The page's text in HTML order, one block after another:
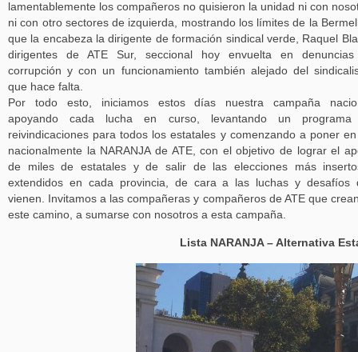
lamentablemente los compañeros no quisieron la unidad ni con
ni con otro sectores de izquierda, mostrando los límites de la
que la encabeza la dirigente de formación sindical verde, Raquel
dirigentes de ATE Sur, seccional hoy envuelta en
corrupción y con un funcionamiento también alejado del
que hace falta.
Por todo esto, iniciamos estos días nuestra campaña
apoyando cada lucha en curso, levantando un
reivindicaciones para todos los estatales y comenzando a poner
nacionalmente la NARANJA de ATE, con el objetivo de lograr el
de miles de estatales y de salir de las elecciones más
extendidos en cada provincia, de cara a las luchas y desafíos
vienen. Invitamos a las compañeras y compañeros de ATE que
este camino, a sumarse con nosotros a esta campaña.
Lista NARANJA – Alternativa